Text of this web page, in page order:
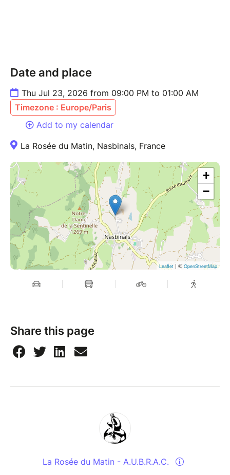
Date and place
Thu Jul 23, 2026 from 09:00 PM to 01:00 AM
Timezone : Europe/Paris
Add to my calendar
La Rosée du Matin, Nasbinals, France
+
−
Leaflet | © OpenStreetMap
Share this page
La Rosée du Matin - A.U.B.R.A.C.